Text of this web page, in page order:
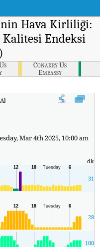
Hava Kirliliği:
Kalitesi Endeksi
Conakry Us
Embassy
Abidjan US Embassy'nin Gerçek
Mar 4th 2025, 10:00 am
dk.
31
28
1007